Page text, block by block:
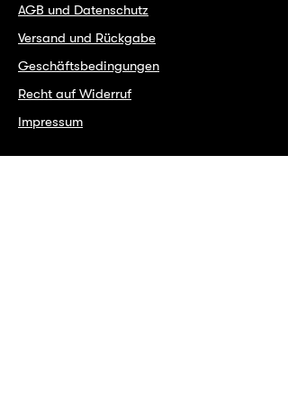
AGB und Datenschutz
Versand und Rückgabe
Geschäftsbedingungen
Recht auf Widerruf
Impressum